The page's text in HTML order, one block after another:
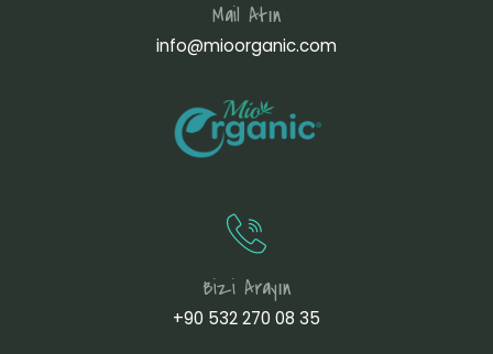
Mail Atın
info@mioorganic.com
Bizi Arayın
+90 532 270 08 35